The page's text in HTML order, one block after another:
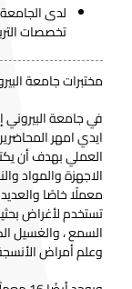
تخصصات
مختبرات جامعة
في جامعة البيروني
ايدي امهر
العملي بهدف أن
معملًا خاصًا
تستخدم لأغراض
السمع ، والغسيل
وعلم أمراض